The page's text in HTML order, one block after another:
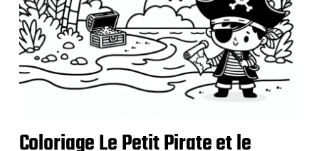
Coloriage Le Petit Pirate et le